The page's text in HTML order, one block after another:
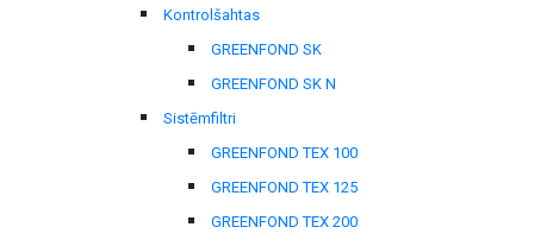
Kontrolšahtas
GREENFOND SK
GREENFOND SK N
Sistēmfiltri
GREENFOND TEX 100
GREENFOND TEX 125
GREENFOND TEX 200